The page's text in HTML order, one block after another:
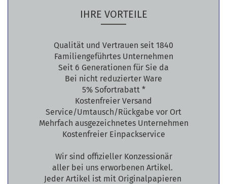
IHRE VORTEILE
Qualität und Vertrauen seit 1840
Familiengeführtes Unternehmen
Seit 6 Generationen für Sie da
Bei nicht reduzierter Ware
5% Sofortrabatt *
Kostenfreier Versand
Service/Umtausch/Rückgabe vor Ort
Mehrfach ausgezeichnetes Unternehmen
Kostenfreier Einpackservice
Wir sind offizieller Konzessionär
aller bei uns erworbenen Artikel.
Jeder Artikel ist mit Originalpapieren